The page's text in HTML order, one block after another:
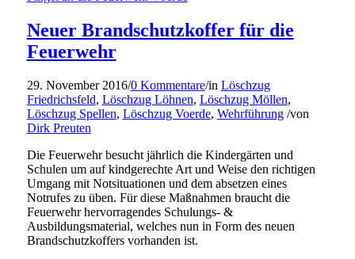
Neuer Brandschutzkoffer für die
Feuerwehr
29. November 2016/0 Kommentare/in Löschzug
Friedrichsfeld, Löschzug Löhnen, Löschzug Möllen,
Löschzug Spellen, Löschzug Voerde, Wehrführung /von
Dirk Preuten
Die Feuerwehr besucht jährlich die Kindergärten und
Schulen um auf kindgerechte Art und Weise den richtigen
Umgang mit Notsituationen und dem absetzen eines
Notrufes zu üben. Für diese Maßnahmen braucht die
Feuerwehr hervorragendes Schulungs- &
Ausbildungsmaterial, welches nun in Form des neuen
Brandschutzkoffers vorhanden ist.